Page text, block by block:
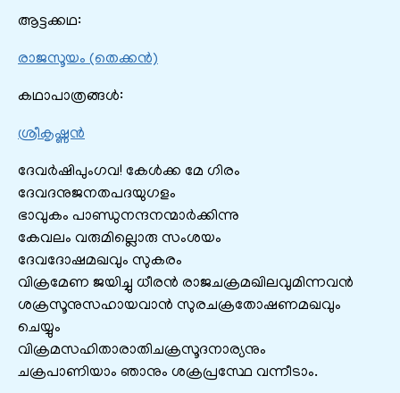
ആട്ടക്കഥ:
രാജസൂയം (തെക്കൻ)
കഥാപാത്രങ്ങൾ:
ശ്രീകൃഷ്ണൻ
ദേവർഷിപുംഗവ! കേൾക്ക മേ ഗിരം
ദേവദനുജനതപദയുഗളം
ഭാവുകം പാണ്ഡുനന്ദനന്മാർക്കിന്നു
കേവലം വരുമില്ലൊരു സംശയം
ദേവദോഷമഖവും സുകരം
വിക്രമേണ ജയിച്ചു ധീരൻ രാജചക്രമഖിലവുമിന്നവൻ
ശക്രസൂനുസഹായവാൻ സുരചക്രതോഷണമഖവും
ചെയ്യും
വിക്രമസഹിതാരാതിചക്രസൂദനാര്യനും
ചക്രപാണിയാം ഞാനും ശക്രപ്രസ്ഥേ വന്നീടാം.